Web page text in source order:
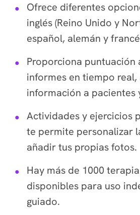
Ofrece diferentes
inglés (Reino Unido y
español, alemán y
Proporciona puntuación
informes en tiempo real,
información a pacientes
Actividades y ejercicios
te permite personalizar
añadir tus propias fotos.
Hay más de 1000
disponibles para uso
guiado.